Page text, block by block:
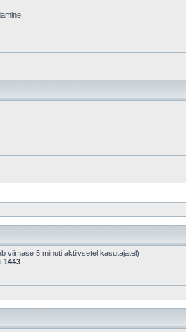
viimase 5 minuti aktiivsetel kasutajatel)
1443